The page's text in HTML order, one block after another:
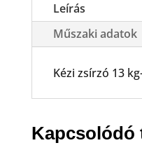
tartállyal
mennyiség
Leírás
Műszaki adatok
Kézi zsírzó 13
Kapcsolódó